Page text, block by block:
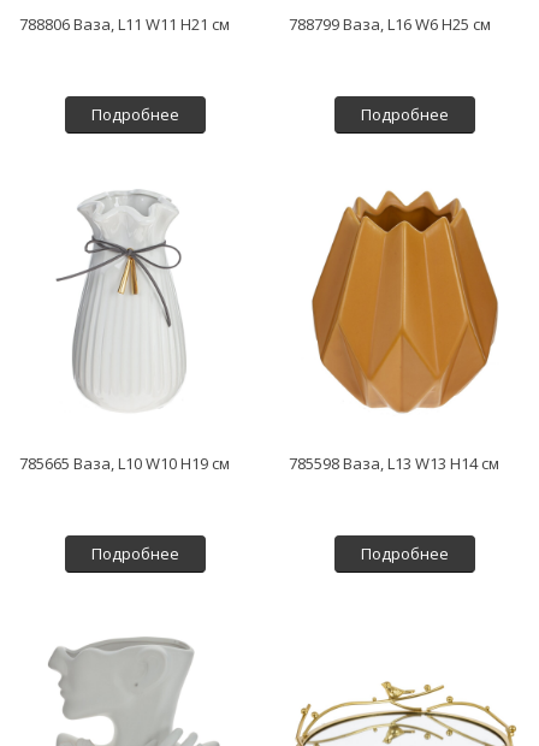
788806 Ваза, L11 W11 H21 см
Подробнее
788799 Ваза, L16 W6 H25 см
Подробнее
785665 Ваза, L10 W10 H19 см
Подробнее
785598 Ваза, L13 W13 H14 см
Подробнее